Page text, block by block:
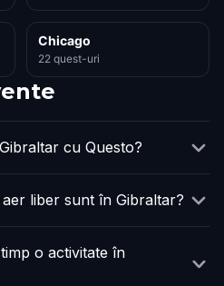
Chicago
22 quest-uri
cu Questo?
liber sunt în Gibraltar?
o activitate în